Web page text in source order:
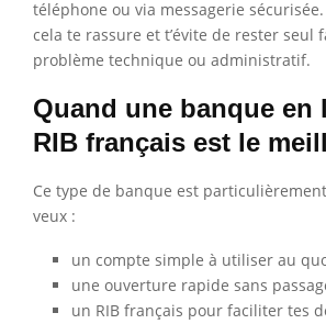
téléphone ou via messagerie
cela te rassure et t’évite de rester seul
problème technique ou administratif.
Quand une banque en
RIB français est le
Ce type de banque est
veux :
un compte simple à utiliser au
une ouverture rapide sans
un RIB français pour faciliter tes